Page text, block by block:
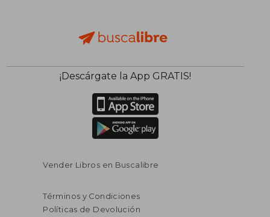
$ 99.97 40%
¡Descárgate la App GRATIS!
Vender Libros en Buscalibre
Términos y Condiciones
Políticas de Devolución